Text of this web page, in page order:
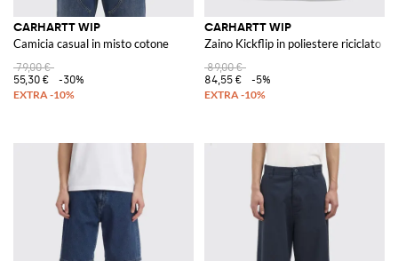
CARHARTT WIP
Camicia casual in misto cotone
79,00 €
55,30 €
-30%
CARHARTT WIP
Zaino Kickflip in poliestere riciclato
89,00 €
84,55 €
-5%